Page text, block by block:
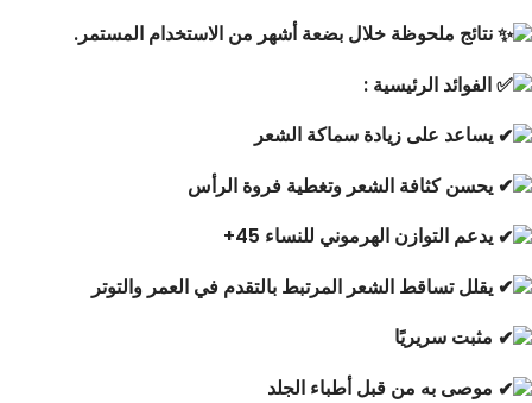
نتائج ملحوظة خلال بضعة أشهر من الاستخدام المستمر.
الفوائد الرئيسية :
يساعد على زيادة سماكة الشعر
يحسن كثافة الشعر وتغطية فروة الرأس
يدعم التوازن الهرموني للنساء 45+
يقلل تساقط الشعر المرتبط بالتقدم في العمر والتوتر
مثبت سريريًا
موصى به من قبل أطباء الجلد